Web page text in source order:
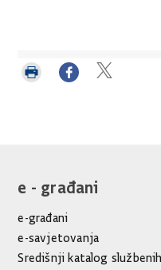
e - građani
e-građani
e-savjetovanja
Središnji katalog